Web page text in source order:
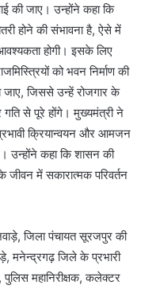
की जाए। उन्होंने कहा कि
होने की संभावना है, ऐसे में
होगी। इसके लिए
को भवन निर्माण की
जाए, जिससे उन्हें रोजगार के
गति से पूरे होंगे। मुख्यमंत्री ने
क्रियान्वयन और आमजन
उन्होंने कहा कि शासन की
जीवन में सकारात्मक परिवर्तन
जिला पंचायत सूरजपुर की
मनेन्द्रगढ़ जिले के प्रभारी
महानिरीक्षक, कलेक्टर